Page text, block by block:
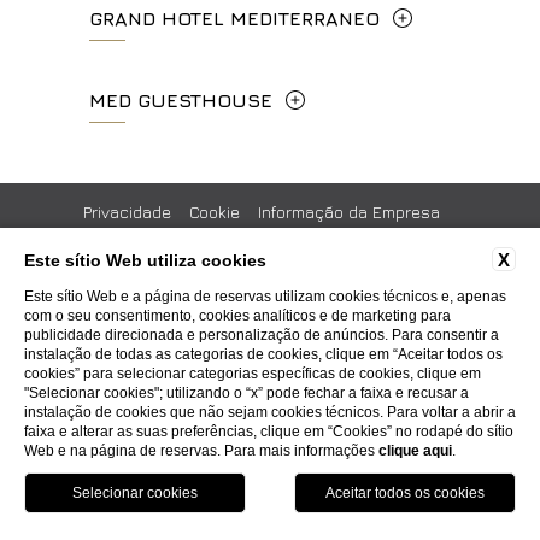
+39 055 06 92 860
info.meh@fhhotelgroup.it
P.Iva 0043421 048 0
GRAND HOTEL MEDITERRANEO
+39 055 660241
info.ghm@fhhotelgroup.it
booking.ghm@fhhotelgroup.it
P.Iva 00434210480
MED GUESTHOUSE
booking.mgh@fhhotelgroup.it
P.Iva 00434210480
Privacidade Cookie
Informação da Empresa
Códigos Gds
Whistleblowing
Accessibility
WEBSITE BY BLASTNESS
Reserve
X
Este sítio Web utiliza cookies
Este sítio Web e a página de reservas utilizam cookies técnicos e, apenas
com o seu consentimento, cookies analíticos e de marketing para
publicidade direcionada e personalização de anúncios. Para consentir a
instalação de todas as categorias de cookies, clique em “Aceitar todos os
cookies” para selecionar categorias específicas de cookies, clique em
"Selecionar cookies"; utilizando o “x” pode fechar a faixa e recusar a
instalação de cookies que não sejam cookies técnicos. Para voltar a abrir a
faixa e alterar as suas preferências, clique em “Cookies” no rodapé do sítio
Web e na página de reservas. Para mais informações clique aqui.